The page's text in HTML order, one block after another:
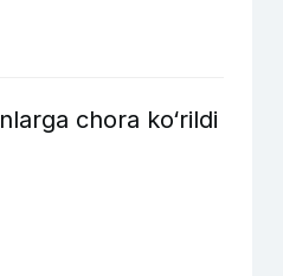
chora ko‘rildi